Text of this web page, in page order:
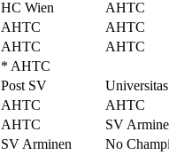
HC Wien AHTC
AHTC AHTC
AHTC AHTC
* AHTC
Post SV Universitas
AHTC AHTC
AHTC SV
SV Arminen No